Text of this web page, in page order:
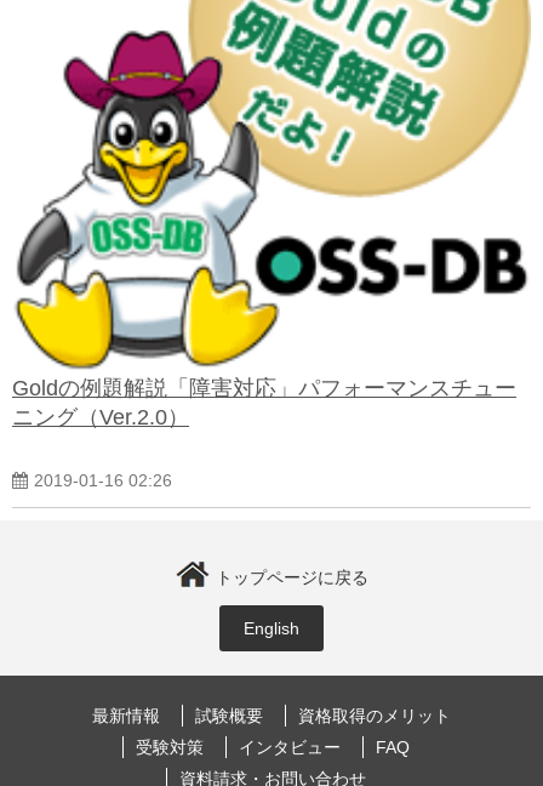
Goldの例題解説「障害対応」パフォーマンスチュー
ニング（Ver.2.0）
2019-01-16 02:26
トップページに戻る
English
最新情報 試験概要
資格取得のメリット
受験対策
インタビュー
FAQ
資料請求・お問い合わせ